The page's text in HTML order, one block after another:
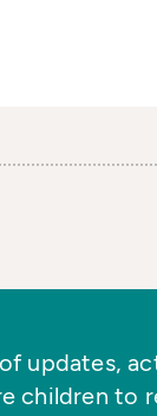
updates,
children to